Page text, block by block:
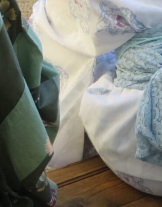
メ
イ
ン
コ
テ
ン
ツ
へ
移
動